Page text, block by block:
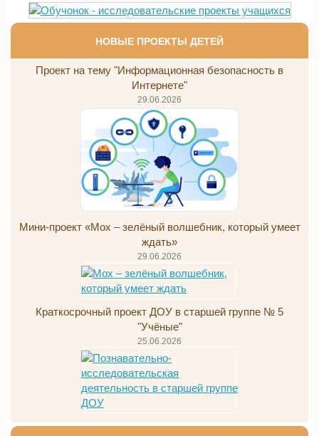
НОВЫЕ ПРОЕКТЫ ДЕТЕЙ
Проект на тему "Информационная безопасность в
Интернете"
29.06.2026
Мини-проект «Мох – зелёный волшебник, который умеет
ждать»
29.06.2026
Краткосрочный проект ДОУ в старшей группе № 5
"Учёные"
25.06.2026